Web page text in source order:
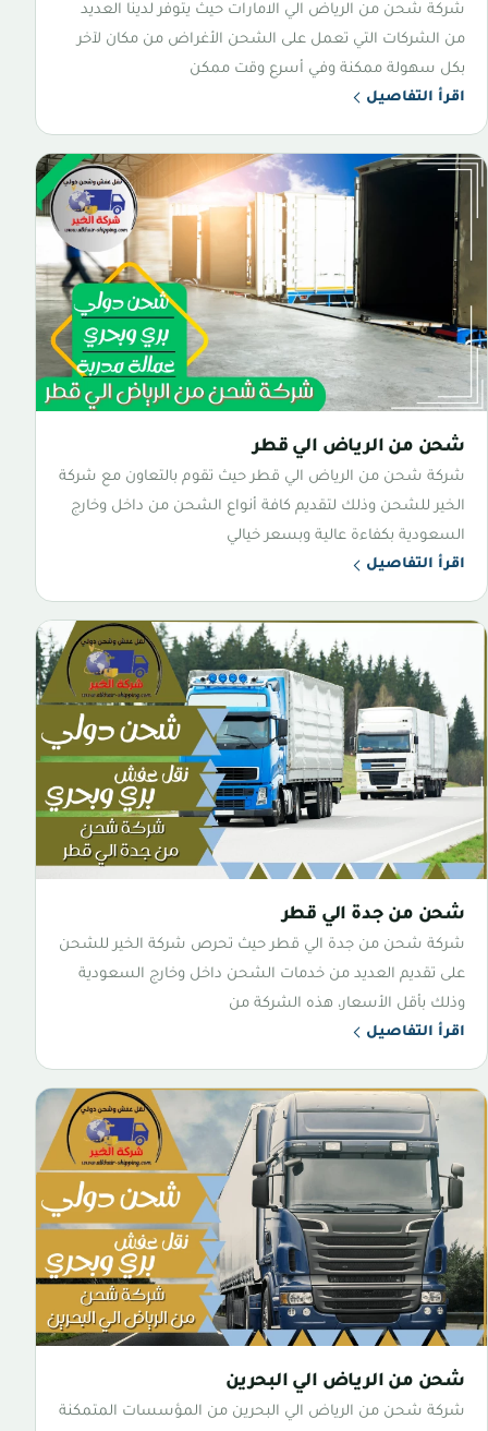
شركة شحن من الرياض الي الامارات حيث يتوفر لدينا العديد
من الشركات التي تعمل على الشحن الأغراض من مكان لآخر
بكل سهولة ممكنة وفي أسرع وقت ممكن
اقرأ التفاصيل
شحن من الرياض الي قطر
شركة شحن من الرياض الي قطر حيث تقوم بالتعاون مع شركة
الخير للشحن وذلك لتقديم كافة أنواع الشحن من داخل وخارج
السعودية بكفاءة عالية وبسعر خيالي
اقرأ التفاصيل
شحن من جدة الي قطر
شركة شحن من جدة الي قطر حيث تحرص شركة الخير للشحن
على تقديم العديد من خدمات الشحن داخل وخارج السعودية
وذلك بأقل الأسعار، هذه الشركة من
اقرأ التفاصيل
شحن من الرياض الي البحرين
شركة شحن من الرياض الي البحرين من المؤسسات المتمكنة